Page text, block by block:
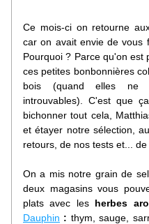
Ce mois-ci on retourne
car on avait envie de vous
Pourquoi ? Parce qu'on est
ces petites bonbonnières
bois (quand elles ne
introuvables). C'est que
bichonner tout cela,
et étayer notre sélection,
retours, de nos tests et...
On a mis notre grain de
deux magasins vous
plats avec les herbes
Dauphin : thym, sauge,